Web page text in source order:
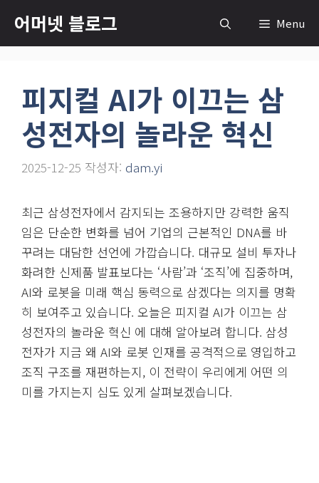
츠
어머넷 블로그 Menu
피지컬 AI가 이끄는 삼
성전자의 놀라운 혁신
2025-12-25 작성자: dam.yi
최근 삼성전자에서 감지되는 조용하지만 강력한 움직
임은 단순한 변화를 넘어 기업의 근본적인 DNA를 바
꾸려는 대담한 선언에 가깝습니다. 대규모 설비 투자나
화려한 신제품 발표보다는 ‘사람’과 ‘조직’에 집중하며,
AI와 로봇을 미래 핵심 동력으로 삼겠다는 의지를 명확
히 보여주고 있습니다. 오늘은 피지컬 AI가 이끄는 삼
성전자의 놀라운 혁신 에 대해 알아보려 합니다. 삼성
전자가 지금 왜 AI와 로봇 인재를 공격적으로 영입하고
조직 구조를 재편하는지, 이 전략이 우리에게 어떤 의
미를 가지는지 심도 있게 살펴보겠습니다.